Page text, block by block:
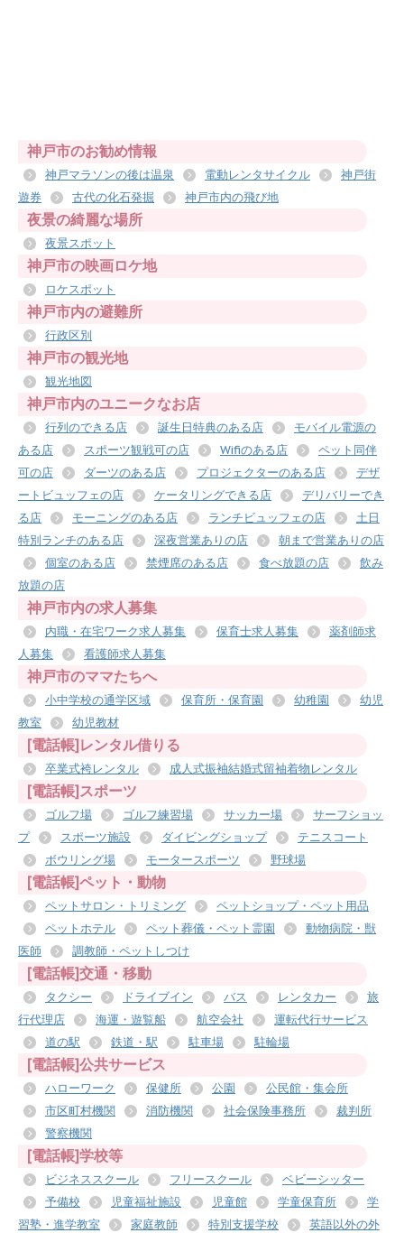
神戸市のお勧め情報
神戸マラソンの後は温泉 電動レンタサイクル
神戸街
遊券
古代の化石発掘 神戸市内の飛び地
夜景の綺麗な場所
夜景スポット
神戸市の映画ロケ地
ロケスポット
神戸市内の避難所
行政区別
神戸市の観光地
観光地図
神戸市内のユニークなお店
行列のできる店 誕生日特典のある店
モバイル電源の
ある店
スポーツ観戦可の店 Wifiのある店
ペット同伴
可の店
ダーツのある店 プロジェクターのある店
デザ
ートビュッフェの店
ケータリングできる店
デリバリーでき
る店
モーニングのある店 ランチビュッフェの店
土日
特別ランチのある店
深夜営業ありの店
朝まで営業ありの店
個室のある店
禁煙席のある店 食べ放題の店
飲み
放題の店
神戸市内の求人募集
内職・在宅ワーク求人募集 保育士求人募集
薬剤師求
人募集
看護師求人募集
神戸市のママたちへ
小中学校の通学区域 保育所・保育園 幼稚園
幼児
教室
幼児教材
[電話帳]レンタル借りる
卒業式袴レンタル 成人式振袖結婚式留袖着物レンタル
[電話帳]スポーツ
ゴルフ場 ゴルフ練習場 サッカー場
サーフショッ
プ
スポーツ施設 ダイビングショップ
テニスコート
ボウリング場
モータースポーツ 野球場
[電話帳]ペット・動物
ペットサロン・トリミング
ペットショップ・ペット用品
ペットホテル
ペット葬儀・ペット霊園
動物病院・獣
医師
調教師・ペットしつけ
[電話帳]交通・移動
タクシー ドライブイン バス レンタカー
旅
行代理店
海運・遊覧船 航空会社
運転代行サービス
道の駅
鉄道・駅 駐車場 駐輪場
[電話帳]公共サービス
ハローワーク 保健所 公園
公民館・集会所
市区町村機関
消防機関 社会保険事務所
裁判所
警察機関
[電話帳]学校等
ビジネススクール フリースクール
ベビーシッター
予備校
児童福祉施設 児童館 学童保育所
学
習塾・進学教室
家庭教師 特別支援学校 英語以外の外